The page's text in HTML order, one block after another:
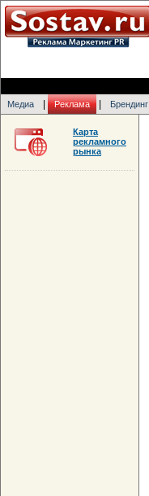
Медиа Реклама Брендинг
Карта
рекламного
рынка